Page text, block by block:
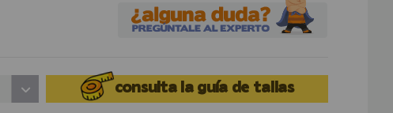
consulta la guía de tallas